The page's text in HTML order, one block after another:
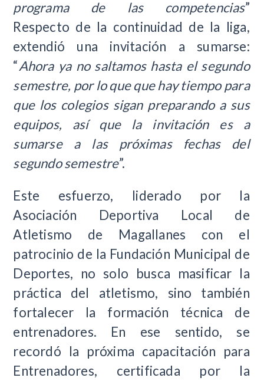
programa de las competencias”
Respecto de la continuidad de la liga,
extendió una invitación a sumarse:
“Ahora ya no saltamos hasta el segundo
semestre, por lo que que hay tiempo para
que los colegios sigan preparando a sus
equipos, así que la invitación es a
sumarse a las próximas fechas del
segundo semestre”.
Este esfuerzo, liderado por la
Asociación Deportiva Local de
Atletismo de Magallanes con el
patrocinio de la Fundación Municipal de
Deportes, no solo busca masificar la
práctica del atletismo, sino también
fortalecer la formación técnica de
entrenadores. En ese sentido, se
recordó la próxima capacitación para
Entrenadores, certificada por la